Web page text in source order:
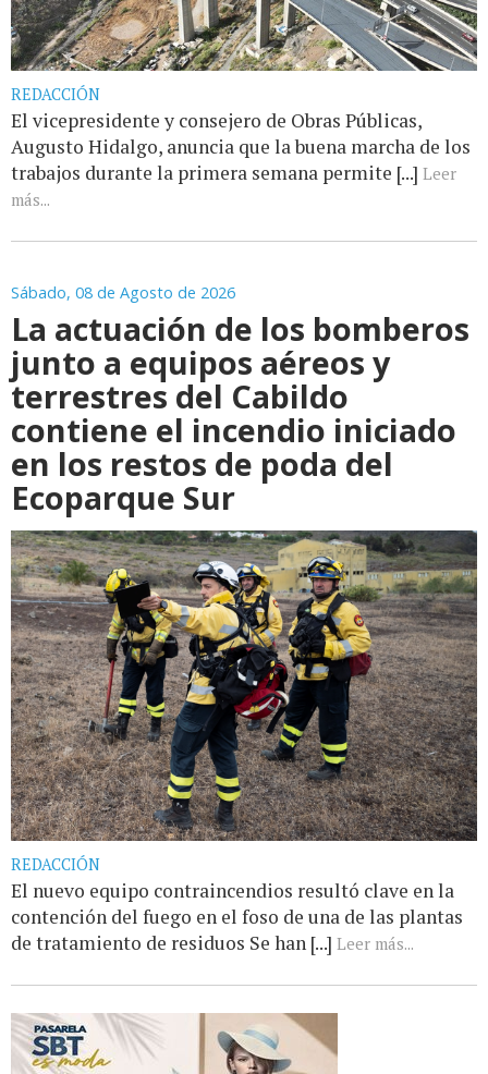
REDACCIÓN
El vicepresidente y consejero de Obras Públicas,
Augusto Hidalgo, anuncia que la buena marcha de los
trabajos durante la primera semana permite [...] Leer
más...
Sábado, 08 de Agosto de 2026
La actuación de los bomberos
junto a equipos aéreos y
terrestres del Cabildo
contiene el incendio iniciado
en los restos de poda del
Ecoparque Sur
REDACCIÓN
El nuevo equipo contraincendios resultó clave en la
contención del fuego en el foso de una de las plantas
de tratamiento de residuos Se han [...] Leer más...